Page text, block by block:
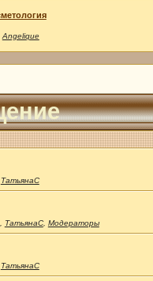
Angelique
ТатьянаС
, ТатьянаС, Модераторы
ТатьянаС